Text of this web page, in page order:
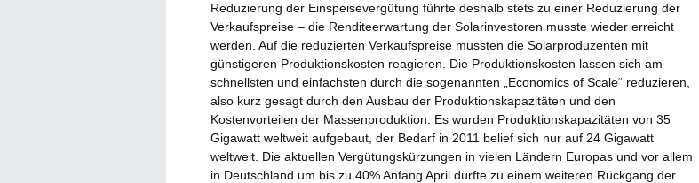
Reduzierung der Einspeisevergütung führte deshalb stets zu einer Reduzierung der
Verkaufspreise – die Renditeerwartung der Solarinvestoren musste wieder erreicht
werden. Auf die reduzierten Verkaufspreise mussten die Solarproduzenten mit
günstigeren Produktionskosten reagieren. Die Produktionskosten lassen sich am
schnellsten und einfachsten durch die sogenannten „Economics of Scale“ reduzieren,
also kurz gesagt durch den Ausbau der Produktionskapazitäten und den
Kostenvorteilen der Massenproduktion. Es wurden Produktionskapazitäten von 35
Gigawatt weltweit aufgebaut, der Bedarf in 2011 belief sich nur auf 24 Gigawatt
weltweit. Die aktuellen Vergütungskürzungen in vielen Ländern Europas und vor allem
in Deutschland um bis zu 40% Anfang April dürfte zu einem weiteren Rückgang der